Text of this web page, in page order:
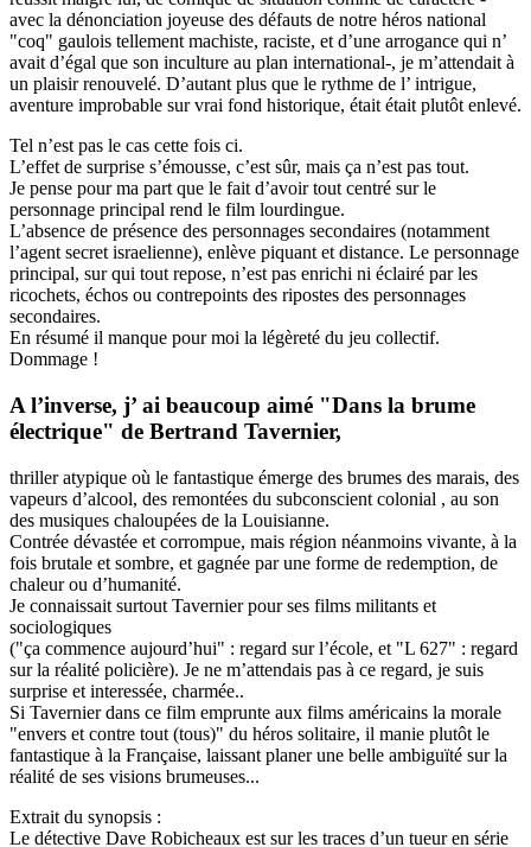
avec la dénonciation joyeuse des défauts de notre héros national
"coq" gaulois tellement machiste, raciste, et d’une arrogance qui n’
avait d’égal que son inculture au plan international-, je m’attendait à
un plaisir renouvelé. D’autant plus que le rythme de l’ intrigue,
aventure improbable sur vrai fond historique, était était plutôt enlevé.
Tel n’est pas le cas cette fois ci.
L’effet de surprise s’émousse, c’est sûr, mais ça n’est pas tout.
Je pense pour ma part que le fait d’avoir tout centré sur le
personnage principal rend le film lourdingue.
L’absence de présence des personnages secondaires (notamment
l’agent secret israelienne), enlève piquant et distance. Le personnage
principal, sur qui tout repose, n’est pas enrichi ni éclairé par les
ricochets, échos ou contrepoints des ripostes des personnages
secondaires.
En résumé il manque pour moi la légèreté du jeu collectif.
Dommage !
A l’inverse, j’ ai beaucoup aimé "Dans la brume
électrique" de Bertrand Tavernier,
thriller atypique où le fantastique émerge des brumes des marais, des
vapeurs d’alcool, des remontées du subconscient colonial , au son
des musiques chaloupées de la Louisianne.
Contrée dévastée et corrompue, mais région néanmoins vivante, à la
fois brutale et sombre, et gagnée par une forme de redemption, de
chaleur ou d’humanité.
Je connaissait surtout Tavernier pour ses films militants et
sociologiques
("ça commence aujourd’hui" : regard sur l’école, et "L 627" : regard
sur la réalité policière). Je ne m’attendais pas à ce regard, je suis
surprise et interessée, charmée..
Si Tavernier dans ce film emprunte aux films américains la morale
"envers et contre tout (tous)" du héros solitaire, il manie plutôt le
fantastique à la Française, laissant planer une belle ambiguïté sur la
réalité de ses visions brumeuses...
Extrait du synopsis :
Le détective Dave Robicheaux est sur les traces d’un tueur en série